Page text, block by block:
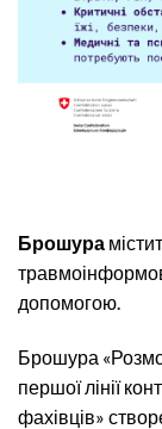
Брошура
допомогою.
Брошура
першої лінії
фахівців»